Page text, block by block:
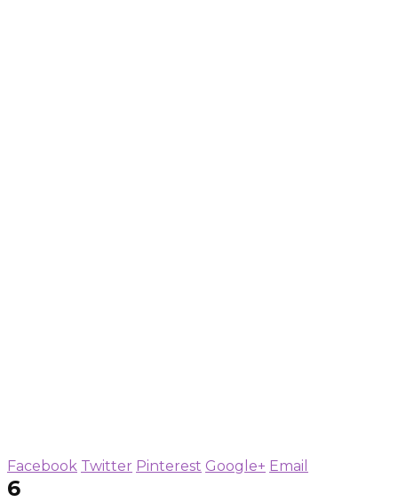
6
Facebook Twitter Pinterest Google+ Email